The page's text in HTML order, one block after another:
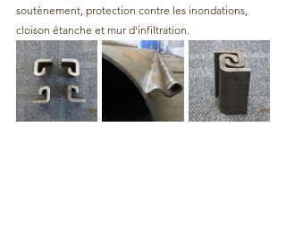
soutènement, protection contre les inondations,
cloison étanche et mur d'infiltration.